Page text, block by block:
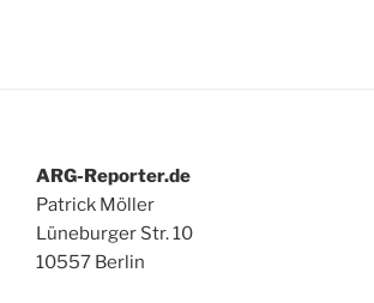
ARG-Reporter.de
Patrick Möller
Lüneburger Str. 10
10557 Berlin